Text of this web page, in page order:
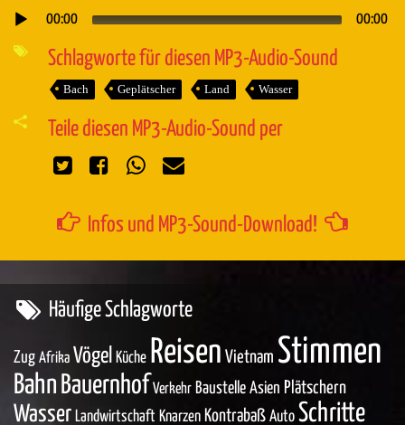
Audio-
00:00 00:00
Schlagworte für diesen MP3-Audio-Sound
Bach Geplätscher Land Wasser
Teile diesen MP3-Audio-Sound per
Infos und MP3-Sound-Download!
Häufige Schlagworte
Zug Afrika Vögel Küche Reisen Vietnam Stimmen
Bahn Bauernhof Verkehr Baustelle Asien Plätschern
Wasser Landwirtschaft Knarzen Kontrabaß Auto Schritte